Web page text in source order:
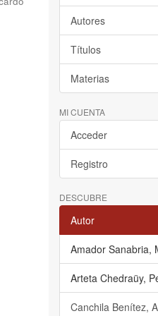
Autores
Títulos
Materias
MI CUENTA
Acceder
Registro
DESCUBRE
Autor
Amador Sanabria,
Arteta Chedraüy,
Canchila Benítez,